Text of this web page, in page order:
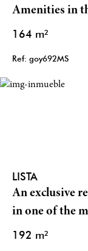
Amenities in
164 m²
Ref: goy692MS
LISTA
An exclusive
in one of the
192 m²